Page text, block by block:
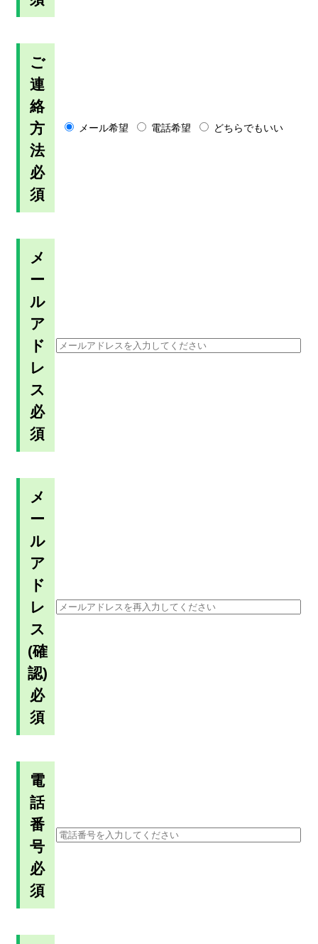
ご
連
絡
方
法
必
須
メール希望 電話希望 どちらでもいい
メ
ー
ル
ア
ド
レ
ス
必
須
メ
ー
ル
ア
ド
レ
ス
(確
認)
必
須
電
話
番
号
必
須